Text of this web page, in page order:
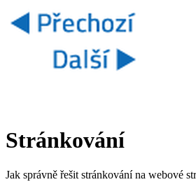
Stránkování
Jak správně řešit stránkování na webové